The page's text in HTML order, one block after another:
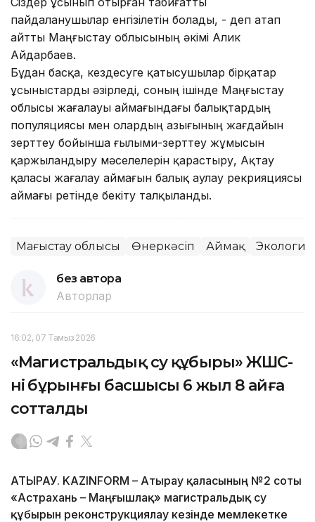
пайдаланушылар енгізілетін болады, - деп атап
айтты Маңғыстау облысының әкімі Алик
Айдарбаев.
Бұдан басқа, кездесуге қатысушылар бірқатар
ұсыныстарды әзірледі, соның ішінде Маңғыстау
облысы жағалауы аймағындағы балықтардың
популяциясы мен олардың азығының жағдайын
зерттеу бойынша ғылыми-зерттеу жұмысын
қаржыландыру мәселелерін қарастыру, Ақтау
қаласы жағалау аймағын балық аулау рекрияциясы
аймағы ретінде бекіту талқыланды.
Маңғыстау облысы Өнеркәсіп Аймақ Экология
без автора
Авторлар
16:02, 07 Тамыз 2026
«Магистральдық су құбыры» ЖШС-
нің бұрынғы басшысы 6 жыл 8 айға
сотталды
АТЫРАУ. KAZINFORM – Атырау қаласының №2 соты
«Астрахань – Маңғышлақ» магистральдық су
құбырын реконструкциялау кезінде мемлекетке